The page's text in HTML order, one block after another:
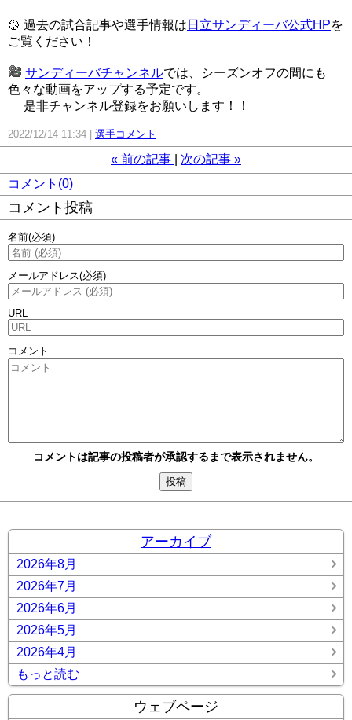
🥎 過去の試合記事や選手情報は 日立サンディーバ公式HPを
ご覧ください！
サンディーバチャンネルでは、シーズンオフの間にも
色々な動画をアップする予定です。
是非チャンネル登録をお願いします！！
2022/12/14 11:34 選手コメント
« 前の記事 次の記事 »
コメント(0)
コメント投稿
名前(必須)
メールアドレス(必須)
URL
コメント
コメントは記事の投稿者が承認するまで表示されません。
アーカイブ
2026年8月
2026年7月
2026年6月
2026年5月
2026年4月
もっと読む
ウェブページ